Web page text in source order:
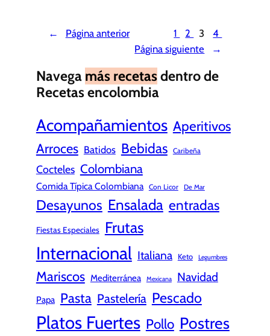
← Página anterior 1 2 3
4
Página siguiente
→
Navega más recetasdentro de
Recetas encolombia
Acompañamientos Aperitivos
Arroces Batidos Bebidas Caribeña
Cocteles Colombiana
Comida Típica Colombiana Con Licor De Mar
Desayunos Ensalada entradas
Fiestas Especiales Frutas
Internacional Italiana Keto Legumbres
Mariscos Mediterránea Mexicana Navidad
Papa Pasta Pastelería Pescado
Platos Fuertes Pollo Postres